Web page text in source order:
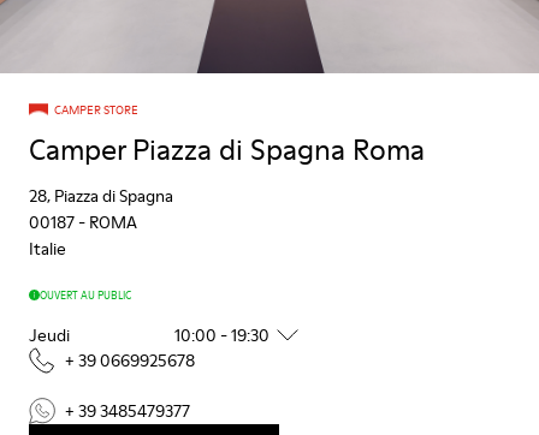
CAMPER STORE
Camper Piazza di Spagna Roma
28, Piazza di Spagna
00187- ROMA
Italie
OUVERT AU PUBLIC
Jeudi
10:00 - 19:30
+ 39 0669925678
+ 39 3485479377